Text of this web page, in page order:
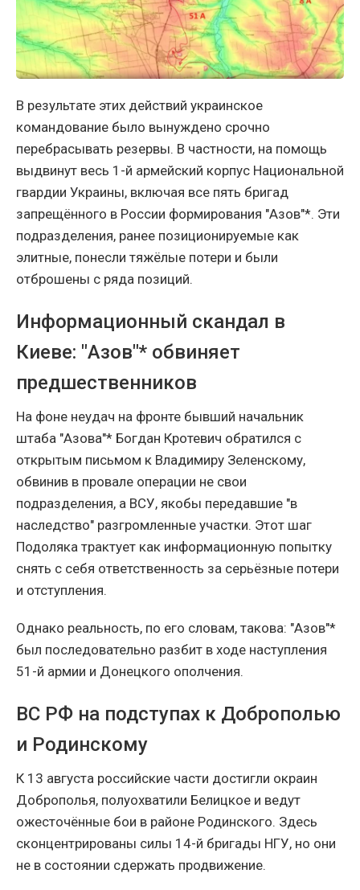
В результате этих действий украинское
командование было вынуждено срочно
перебрасывать резервы. В частности, на помощь
выдвинут весь 1-й армейский корпус Национальной
гвардии Украины, включая все пять бригад
запрещённого в России формирования "Азов"*. Эти
подразделения, ранее позиционируемые как
элитные, понесли тяжёлые потери и были
отброшены с ряда позиций.
Информационный скандал в
Киеве: "Азов"* обвиняет
предшественников
На фоне неудач на фронте бывший начальник
штаба "Азова"* Богдан Кротевич обратился с
открытым письмом к Владимиру Зеленскому,
обвинив в провале операции не свои
подразделения, а ВСУ, якобы передавшие "в
наследство" разгромленные участки. Этот шаг
Подоляка трактует как информационную попытку
снять с себя ответственность за серьёзные потери
и отступления.
Однако реальность, по его словам, такова: "Азов"*
был последовательно разбит в ходе наступления
51-й армии и Донецкого ополчения.
ВС РФ на подступах к Доброполью
и Родинскому
К 13 августа российские части достигли окраин
Доброполья, полуохватили Белицкое и ведут
ожесточённые бои в районе Родинского. Здесь
сконцентрированы силы 14-й бригады НГУ, но они
не в состоянии сдержать продвижение.